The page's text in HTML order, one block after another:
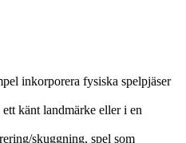
inkorporera fysiska spelpjäser
känt landmärke eller i en
skuggning, spel som